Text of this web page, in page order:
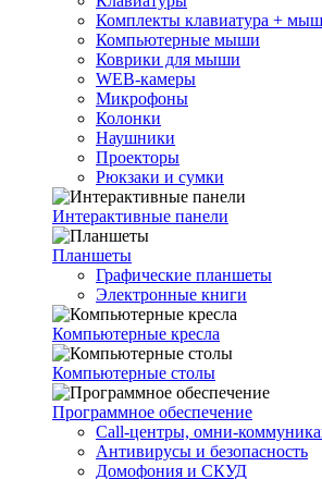
Комплекты клавиатура +
Компьютерные мыши
Коврики для мыши
WEB-камеры
Микрофоны
Колонки
Наушники
Проекторы
Рюкзаки и сумки
Интерактивные панели
Планшеты
Графические планшеты
Электронные книги
Компьютерные кресла
Компьютерные столы
Программное обеспечение
Call-центры, омни-
Антивирусы и безопасность
Домофония и СКУД